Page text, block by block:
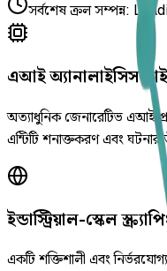
সর্বশেষ ক্রল সম্পন্ন:
এআই অ্যানালাইসিস
অত্যাধুনিক জেনারেটিভ এআই
এন্টিটি শনাক্তকরণ এবং ঘটনার
ইন্ডাস্ট্রিয়াল-স্কেল
একটি শক্তিশালী এবং